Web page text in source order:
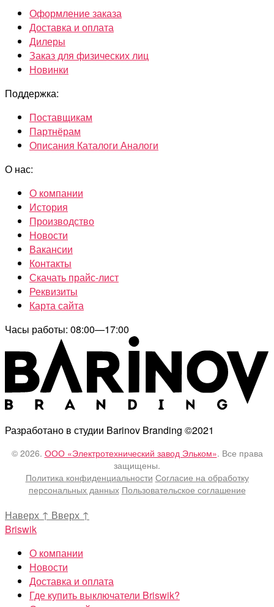
Оформление заказа
Доставка и оплата
Дилеры
Заказ для физических лиц
Новинки
Поддержка:
Поставщикам
Партнёрам
Описания Каталоги Аналоги
О нас:
О компании
История
Производство
Новости
Вакансии
Контакты
Скачать прайс-лист
Реквизиты
Карта сайта
Часы работы: 08:00—17:00
Разработано в студии Barinov Branding ©2021
© 2026. ООО «Электротехнический завод Эльком». Все права
защищены.
Политика конфиденциальности Согласие на обработку
персональных данных Пользовательское соглашение
Наверх ↑ Вверх ↑
Briswik
О компании
Новости
Доставка и оплата
Где купить выключатели Briswik?